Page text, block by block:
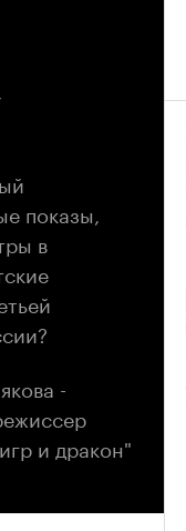
показы,
в
-
и дракон"